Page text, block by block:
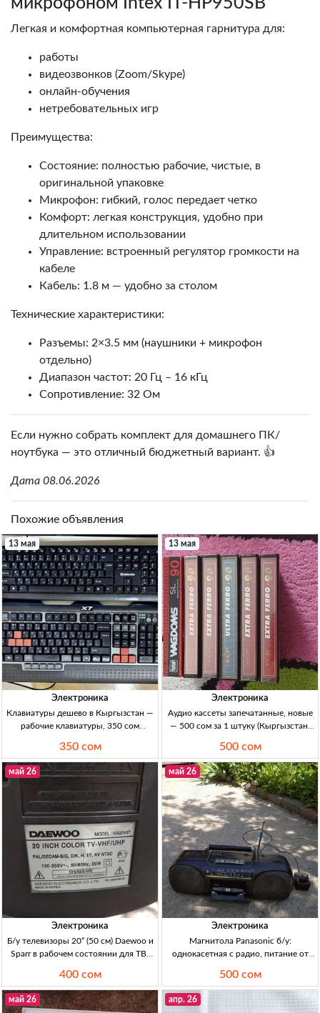
Легкая и комфортная компьютерная гарнитура для:
работы
видеозвонков (Zoom/Skype)
онлайн‑обучения
нетребовательных игр
Преимущества:
Состояние: полностью рабочие, чистые, в
оригинальной упаковке
Микрофон: гибкий, голос передает четко
Комфорт: легкая конструкция, удобно при
длительном использовании
Управление: встроенный регулятор громкости на
кабеле
Кабель: 1.8 м — удобно за столом
Технические характеристики:
Разъемы: 2×3.5 мм (наушники + микрофон
отдельно)
Диапазон частот: 20 Гц – 16 кГц
Сопротивление: 32 Ом
Если нужно собрать комплект для домашнего ПК/
ноутбука — это отличный бюджетный вариант. 👍
Дата 08.06.2026
Похожие объявления
13 мая
Электроника
Клавиатуры дешево в Кыргызстан —
рабочие клавиатуры, 350 сом
за все, комплект. Цена 350 KGS.
Подходит для дома/учебы.
350 сом
13 мая
Электроника
Аудио кассеты запечатанные, новые
— 500 сом за 1 штуку (Кыргызстан)
(коробка), для аудиоплееров/
коллекции. Цена: 500 сом/шт.
500 сом
май 26
Электроника
Б/у телевизоры 20” (50 см) Daewoo и
Sparr в рабочем состоянии для ТВ-
Daewoo и Sparr, полупр., диагональ
20” (50 см), рабочий, кнопочное упр.,
без пульта, дл
400 сом
май 26
Электроника
Магнитола Panasonic б/у:
однокасетная с радио, питание от
батарейки Магнитола б/у Panasonic,
однокасетная, радио. Питание: БП +
отсек под 4 большие батарейки.
500 сом
май 26 апр. 26